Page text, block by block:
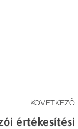
KÖVETKEZŐ
értékesítési